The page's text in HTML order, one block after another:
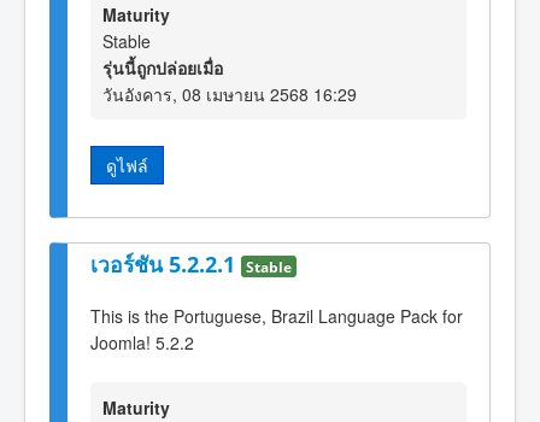
Maturity
Stable
รุ่นนี้ถูกปล่อยเมื่อ
วันอังคาร, 08 เมษายน 2568 16:29
ดูไฟล์
เวอร์ชัน 5.2.2.1 Stable
This is the Portuguese, Brazil Language Pack for
Joomla! 5.2.2
Maturity